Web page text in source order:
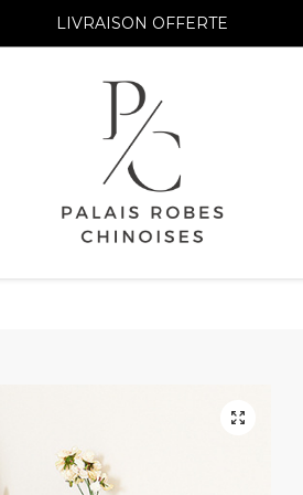
LIVRAISON OFFERTE